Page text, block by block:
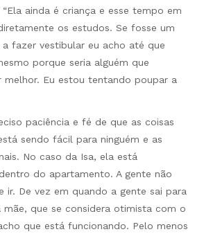
“Ela ainda é criança e esse tempo em
os estudos. Se fosse um
fazer vestibular eu acho até que
porque seria alguém que
melhor. Eu estou tentando poupar a
paciência e fé de que as coisas
sendo fácil para ninguém e as
No caso da Isa, ela está
do apartamento. A gente não
ir. De vez em quando a gente sai para
mãe, que se considera otimista com o
que está funcionando. Pelo menos